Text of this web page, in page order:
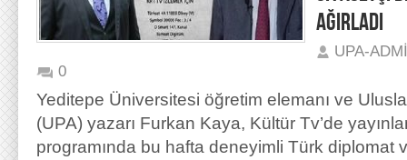
AĞIRLADI
UPA-
0
Yeditepe Üniversitesi öğretim elemanı ve
(UPA) yazarı Furkan Kaya, Kültür Tv’de
programında bu hafta deneyimli Türk diplomat